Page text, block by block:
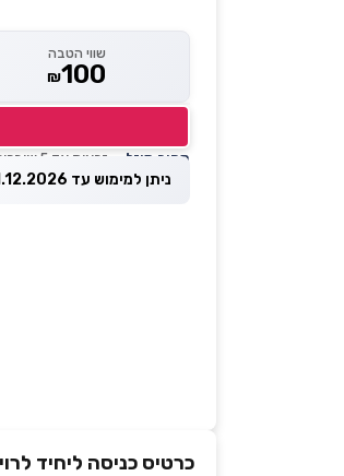
שווי הטבה
₪100
מחיר מוזל — זכאות עד 5 שוברים לחודש קלנדרי
ניתן למימוש עד 31.12.2026
כרטיס כניסה ליחיד